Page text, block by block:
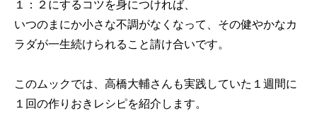
１：２にするコツを身につければ、
いつのまにか小さな不調がなくなって、その健やかなカ
ラダが一生続けられること請け合いです。
このムックでは、高橋大輔さんも実践していた１週間に
１回の作りおきレシピを紹介します。